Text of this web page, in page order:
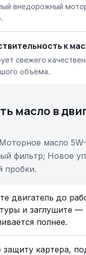
внедорожный
к
свежего
объёма.
масло в
Моторное масло
фильтр; Новое
пробки.
двигатель до
и заглушите —
полнее.
картера,